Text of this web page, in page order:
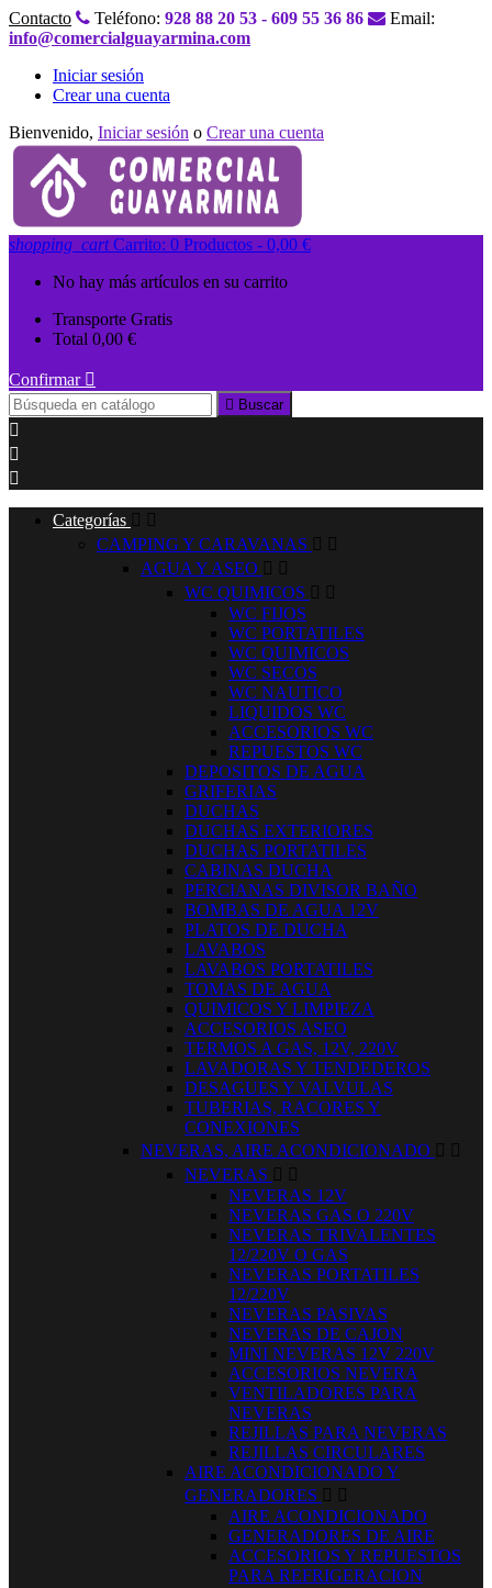
Contacto Teléfono: 928 88 20 53 - 609 55 36 86
Email:
info@comercialguayarmina.com
Iniciar sesión
Crear una cuenta
Bienvenido, Iniciar sesión o Crear una cuenta
shopping_cart Carrito: 0 Productos - 0,00 €
No hay más artículos en su carrito
Transporte Gratis
Total 0,00 €
Confirmar 
 Buscar



Categorías  
CAMPING Y CARAVANAS  
AGUA Y ASEO  
WC QUIMICOS  
WC FIJOS
WC PORTATILES
WC QUIMICOS
WC SECOS
WC NAUTICO
LIQUIDOS WC
ACCESORIOS WC
REPUESTOS WC
DEPOSITOS DE AGUA
GRIFERIAS
DUCHAS
DUCHAS EXTERIORES
DUCHAS PORTATILES
CABINAS DUCHA
PERCIANAS DIVISOR BAÑO
BOMBAS DE AGUA 12V
PLATOS DE DUCHA
LAVABOS
LAVABOS PORTATILES
TOMAS DE AGUA
QUIMICOS Y LIMPIEZA
ACCESORIOS ASEO
TERMOS A GAS, 12V, 220V
LAVADORAS Y TENDEDEROS
DESAGUES Y VALVULAS
TUBERIAS, RACORES Y
CONEXIONES
NEVERAS, AIRE ACONDICIONADO  
NEVERAS  
NEVERAS 12V
NEVERAS GAS O 220V
NEVERAS TRIVALENTES
12/220V O GAS
NEVERAS PORTATILES
12/220V
NEVERAS PASIVAS
NEVERAS DE CAJON
MINI NEVERAS 12V 220V
ACCESORIOS NEVERA
VENTILADORES PARA
NEVERAS
REJILLAS PARA NEVERAS
REJILLAS CIRCULARES
AIRE ACONDICIONADO Y
GENERADORES  
AIRE ACONDICIONADO
GENERADORES DE AIRE
ACCESORIOS Y REPUESTOS
PARA REFRIGERACION